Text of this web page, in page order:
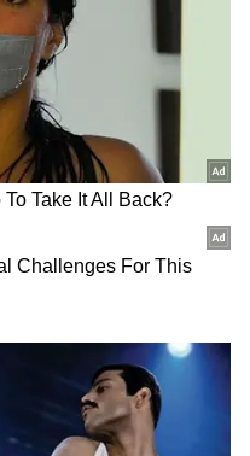
ஜவாஹிருல்லா பரபரப்பு